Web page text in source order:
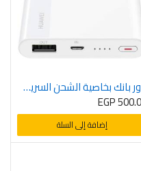
باور بانك بخاصية الشحن السريع بمنفذ مايكرو من هواوي، 10000 مللي امبير في الساعة، حد اقصي 18 وات – ابيض
EGP
إضافة إلى السلة